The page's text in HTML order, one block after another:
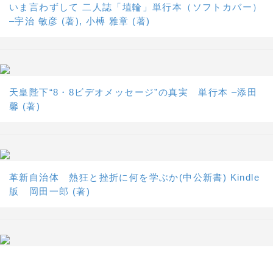
いま言わずして 二人誌「埴輪」単行本（ソフトカバー）
–宇治 敏彦 (著), 小榑 雅章 (著)
天皇陛下“8・8ビデオメッセージ”の真実 単行本 –添田
馨 (著)
革新自治体 熱狂と挫折に何を学ぶか(中公新書) Kindle
版 岡田一郎 (著)